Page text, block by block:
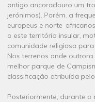
antigo ancoradouro um
jerónimos). Porém, a
europeus e norte-
a este território insular,
comunidade religiosa
Nos terrenos onde
melhor parque de
classificação atribuída
Posteriormente, durante o